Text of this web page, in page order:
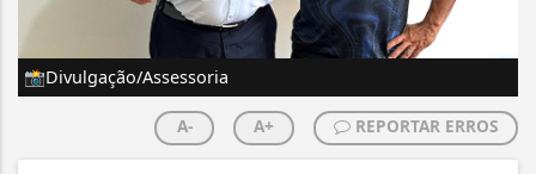
📸Divulgação/Assessoria
A- A+ REPORTAR ERROS